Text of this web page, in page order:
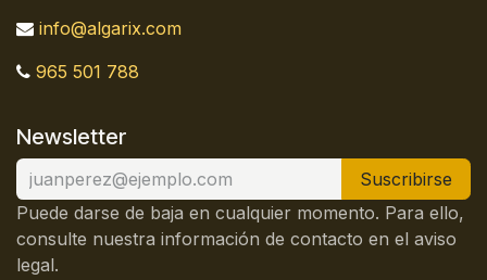
info@algarix.com
965 501 788
Newsletter
Suscribirse
Puede darse de baja en cualquier momento. Para ello,
consulte nuestra información de contacto en el aviso
legal.